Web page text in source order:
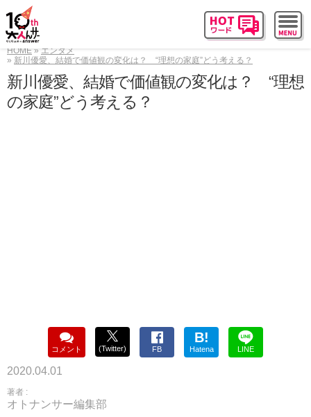
HOME
エンタメ
新川優愛、結婚で価値観の変化は？ “理想の家庭”どう考える？
新川優愛、結婚で価値観の変化は？ “理想
の家庭”どう考える？
コメント (Twitter) FB
B!
Hatena LINE
2020.04.01
著者 :
オトナンサー編集部